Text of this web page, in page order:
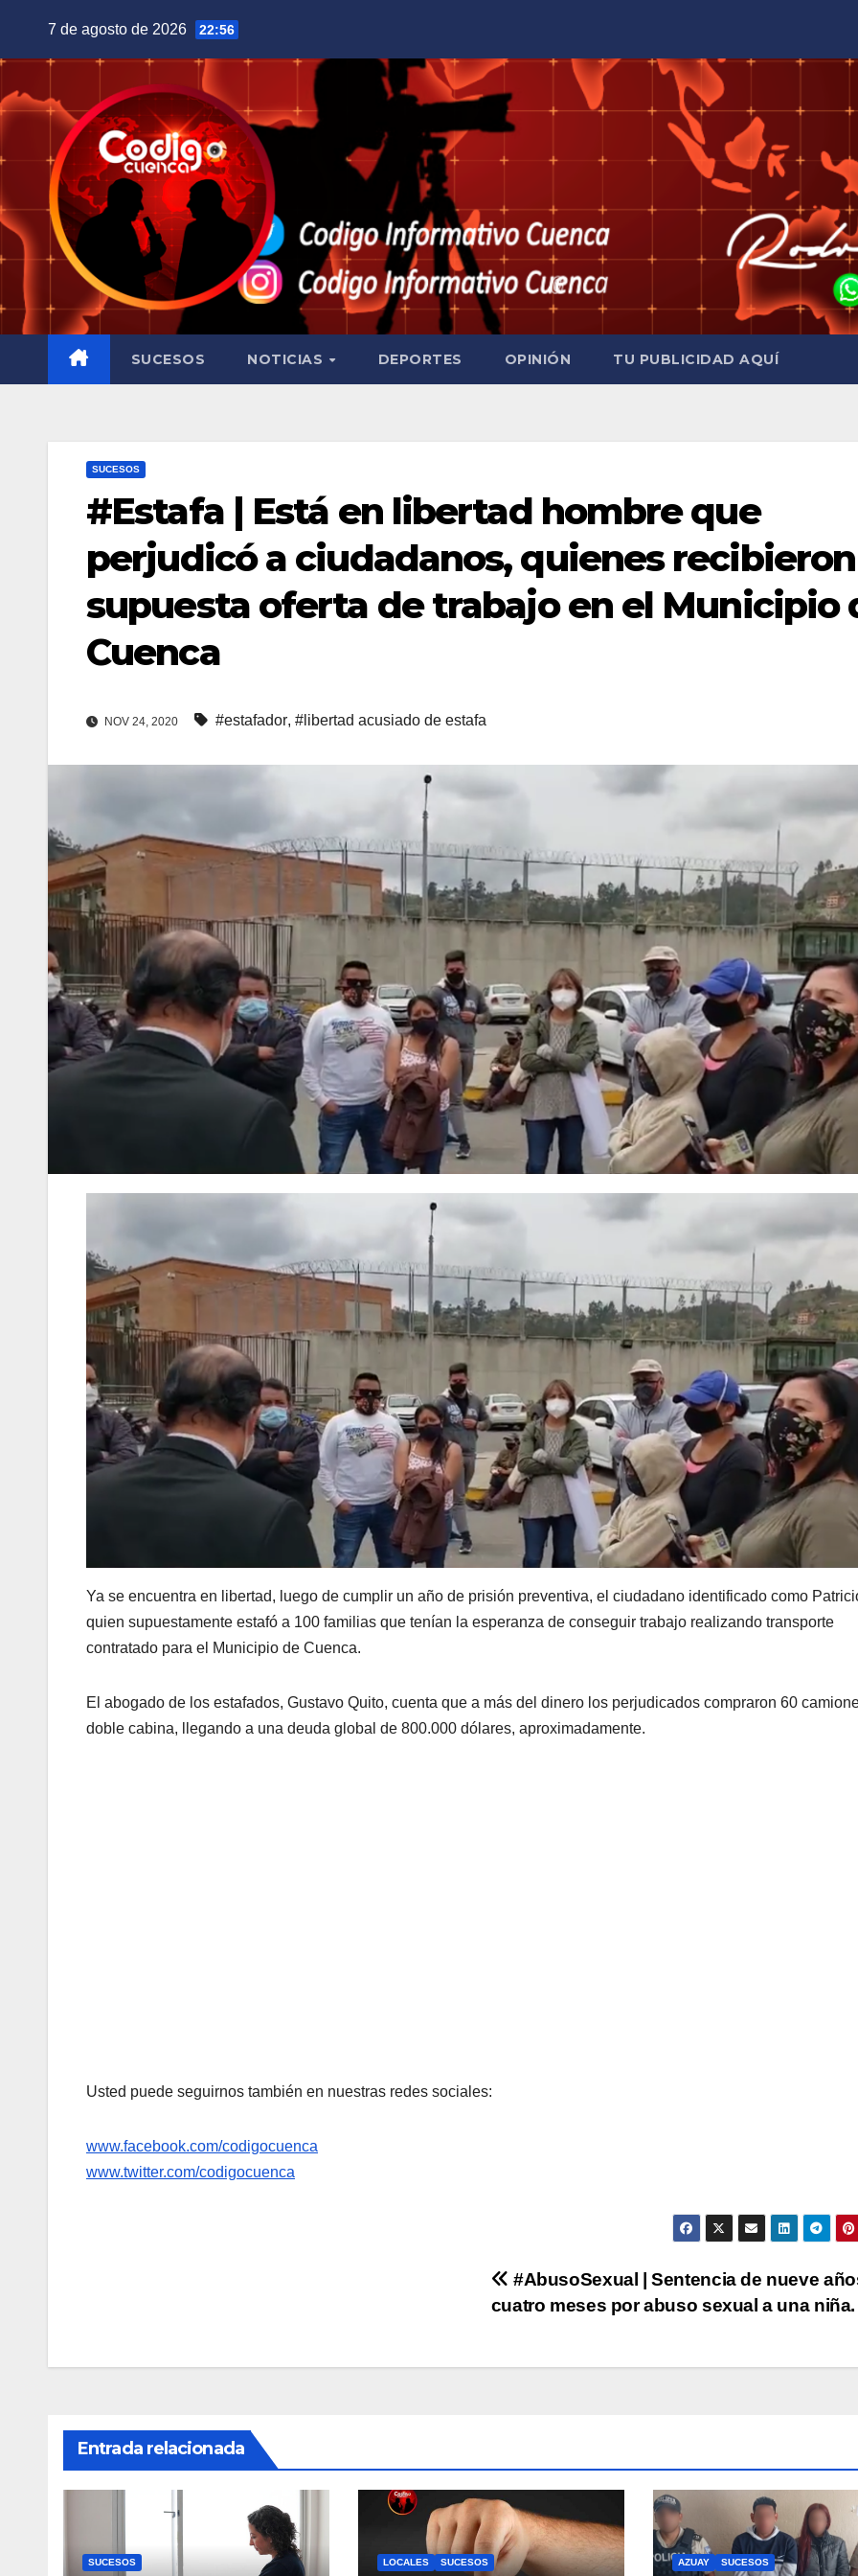
contenido
7 de agosto de 2026 22:56
SUCESOS NOTICIAS DEPORTES OPINIÓN TU PUBLICIDAD AQUÍ
SUCESOS
#Estafa | Está en libertad hombre que
perjudicó a ciudadanos, quienes recibieron
supuesta oferta de trabajo en el Municipio
Cuenca
NOV 24, 2020 #estafador, #libertad acusiado de estafa
Ya se encuentra en libertad, luego de cumplir un año de prisión preventiva, el ciudadano identificado como
quien supuestamente estafó a 100 familias que tenían la esperanza de conseguir trabajo realizando transporte
contratado para el Municipio de Cuenca.
El abogado de los estafados, Gustavo Quito, cuenta que a más del dinero los perjudicados compraron 60
doble cabina, llegando a una deuda global de 800.000 dólares, aproximadamente.
Usted puede seguirnos también en nuestras redes sociales:
www.facebook.com/codigocuenca
www.twitter.com/codigocuenca
entradas
#AbusoSexual | Sentencia de nueve
cuatro meses por abuso sexual a una niña.
Entrada relacionada
SUCESOS LOCALES SUCESOS AZUAY SUCESOS